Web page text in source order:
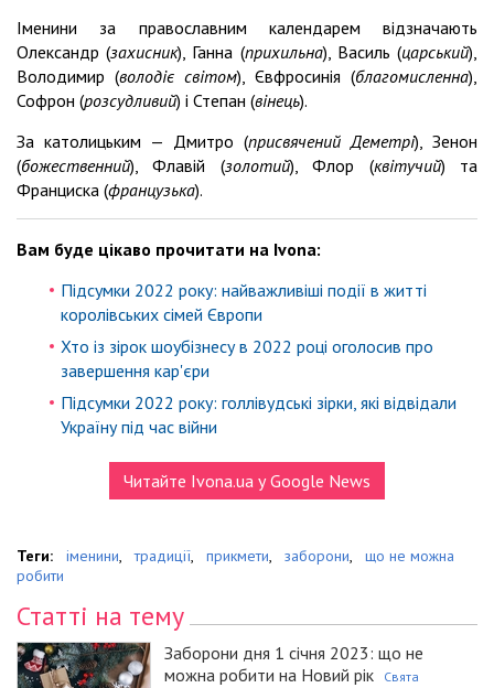
Іменини за православним календарем відзначають
Олександр (захисник), Ганна (прихильна), Василь (царський),
Володимир (володіє світом), Євфросинія (благомисленна),
Софрон (розсудливий) і Степан (вінець).
За католицьким — Дмитро (присвячений Деметрі), Зенон
(божественний), Флавій (золотий), Флор (квітучий) та
Франциска (французька).
Вам буде цікаво прочитати на Ivona:
Підсумки 2022 року: найважливіші події в житті
королівських сімей Європи
Хто із зірок шоубізнесу в 2022 році оголосив про
завершення кар'єри
Підсумки 2022 року: голлівудські зірки, які відвідали
Україну під час війни
Читайте Ivona.ua у Google News
Теги: іменини, традиції, прикмети, заборони,
що не можна
робити
Статті на тему
Заборони дня 1 січня 2023: що не
можна робити на Новий рік
Свята